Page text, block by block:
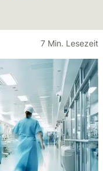
7 Min. Lesezeit